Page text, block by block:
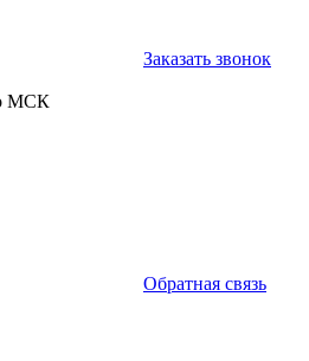
Заказать звонок
МСК
Обратная связь